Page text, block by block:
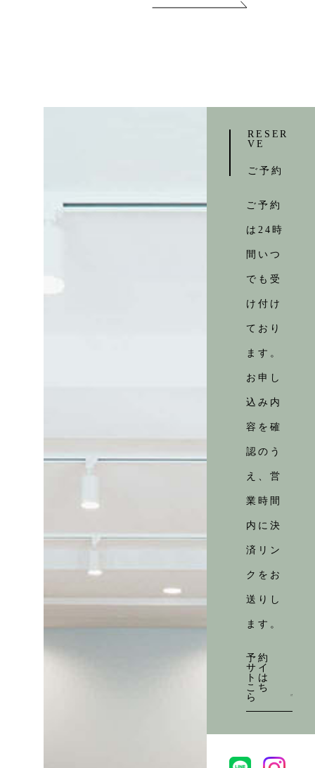
RESER
VE
ご予約
ご予約
は24時
間いつ
でも受
け付け
ており
ます。
お申し
込み内
容を確
認のう
え、営
業時間
内に決
済リン
クをお
送りし
ます。
予約
サイ
トは
こち
ら